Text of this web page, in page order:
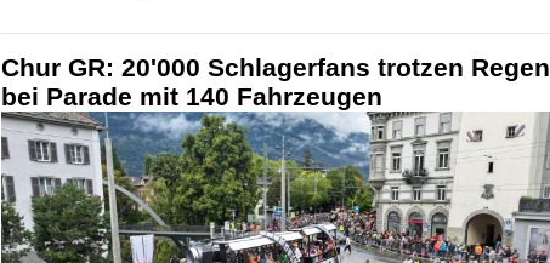
Chur GR: 20'000 Schlagerfans trotzen Regen
bei Parade mit 140 Fahrzeugen